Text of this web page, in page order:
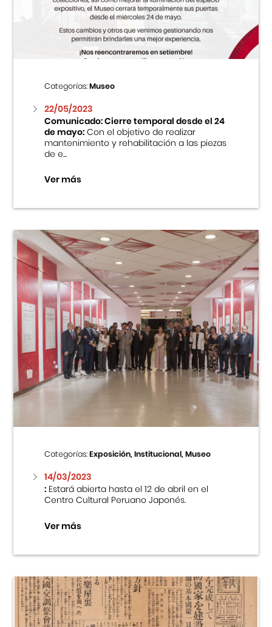
Centro Cultural Peruano Japonés
Museo de la Inmigración Japonesa
Fondo Editorial
Teatro Peruano Japonés
Categorías:Museo
22/05/2023
Comunicado: Cierre temporal desde el 24
de mayo:Con el objetivo de realizar
mantenimiento y rehabilitación a las piezas
de e...
Ver más
Categorías:Exposición, Institucional, Museo
14/03/2023
:Estará abierta hasta el 12 de abril en el
Centro Cultural Peruano Japonés.
Ver más